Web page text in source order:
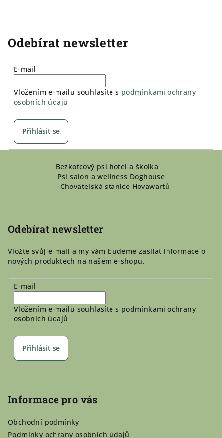
Odebírat newsletter
E-mail
Vložením e-mailu souhlasíte s podmínkami ochrany
osobních údajů
Přihlásit se
Bezkotcový psí hotel a školka
Psí salon a wellness Doghouse
Chovatelská stanice Hovawartů
Odebírat newsletter
Vložte svůj e-mail a my vám budeme zasílat informace o
nových produktech na našem e-shopu.
E-mail
Vložením e-mailu souhlasíte s podmínkami ochrany
osobních údajů
Přihlásit se
Informace pro vás
Obchodní podmínky
Podmínky ochrany osobních údajů